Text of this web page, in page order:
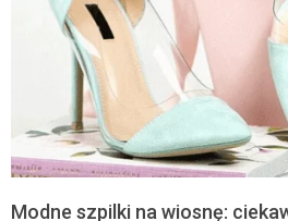
Modne szpilki na wiosnę: